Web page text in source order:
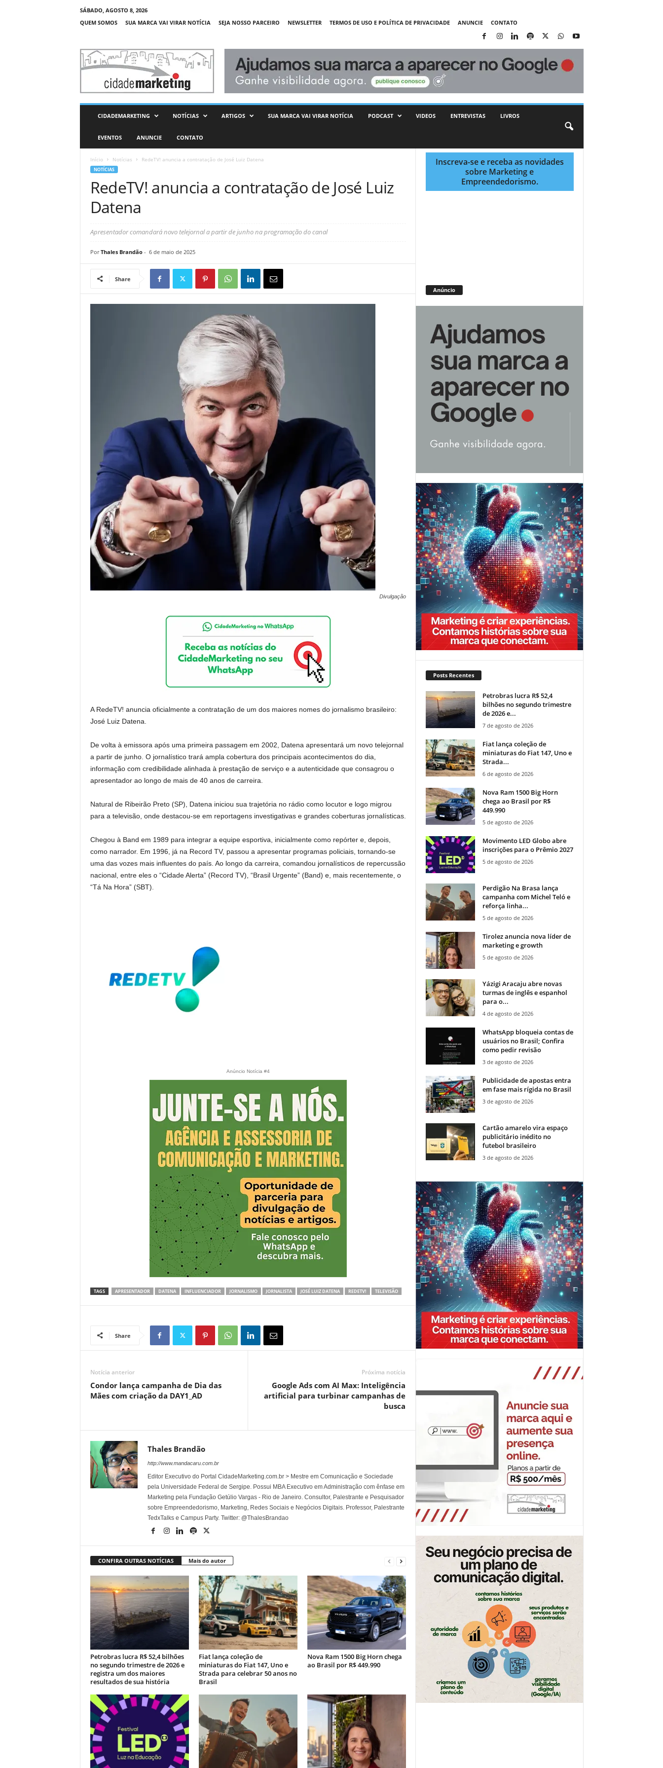
SÁBADO, AGOSTO 8, 2026
QUEM SOMOS
SUA MARCA VAI VIRAR NOTÍCIA SEJA NOSSO PARCEIRO NEWSLETTER TERMOS DE USO E POLÍTICA DE PRIVACIDADE ANUNCIE CONTATO
C
d
CIDADEMARKETING NOTÍCIAS ARTIGOS SUA MARCA VAI VIRAR NOTÍCIA PODCAST VIDEOS ENTREVISTAS LIVROS
EVENTOS ANUNCIE CONTATO
Início Notícias RedeTV! anuncia a contratação de José Luiz Datena
NOTÍCIAS
RedeTV! anuncia a contratação de José Luiz
Datena
Apresentador comandará novo telejornal a partir de junho na programação do canal
Por Thales Brandão- 6 de maio de 2025
Share
Divulgação
A RedeTV! anuncia oficialmente a contratação de um dos maiores nomes do jornalismo brasileiro:
José Luiz Datena.
De volta à emissora após uma primeira passagem em 2002, Datena apresentará um novo telejornal
a partir de junho. O jornalístico trará ampla cobertura dos principais acontecimentos do dia,
informação com credibilidade alinhada à prestação de serviço e a autenticidade que consagrou o
apresentador ao longo de mais de 40 anos de carreira.
Natural de Ribeirão Preto (SP), Datena iniciou sua trajetória no rádio como locutor e logo migrou
para a televisão, onde destacou-se em reportagens investigativas e grandes coberturas jornalísticas.
Chegou à Band em 1989 para integrar a equipe esportiva, inicialmente como repórter e, depois,
como narrador. Em 1996, já na Record TV, passou a apresentar programas policiais, tornando-se
uma das vozes mais influentes do país. Ao longo da carreira, comandou jornalísticos de repercussão
nacional, entre eles o “Cidade Alerta” (Record TV), “Brasil Urgente” (Band) e, mais recentemente, o
“Tá Na Hora” (SBT).
Anúncio Notícia #4
TAGS APRESENTADOR DATENA INFLUENCIADOR JORNALISMO JORNALISTA JOSÉ LUIZ DATENA REDETV! TELEVISÃO
Share
Notícia anterior
Condor lança campanha de Dia das
Mães com criação da DAY1_AD
Próxima notícia
Google Ads com AI Max: Inteligência
artificial para turbinar campanhas de
busca
Thales Brandão
http://www.mandacaru.com.br
Editor Executivo do Portal CidadeMarketing.com.br > Mestre em Comunicação e Sociedade
pela Universidade Federal de Sergipe. Possui MBA Executivo em Administração com ênfase em
Marketing pela Fundação Getúlio Vargas - Rio de Janeiro. Consultor, Palestrante e Pesquisador
sobre Empreendedorismo, Marketing, Redes Sociais e Negócios Digitais. Professor, Palestrante
TedxTalks e Campus Party. Twitter: @ThalesBrandao
CONFIRA OUTRAS NOTÍCIAS Mais do autor
Petrobras lucra R$ 52,4 bilhões
no segundo trimestre de 2026 e
registra um dos maiores
resultados de sua história
Fiat lança coleção de
miniaturas do Fiat 147, Uno e
Strada para celebrar 50 anos no
Brasil
Nova Ram 1500 Big Horn chega
ao Brasil por R$ 449.990
Inscreva-se e receba as novidades
sobre Marketing e
Empreendedorismo.
Anúncio
Posts Recentes
Petrobras lucra R$ 52,4
bilhões no segundo trimestre
de 2026 e...
7 de agosto de 2026
Fiat lança coleção de
miniaturas do Fiat 147, Uno e
Strada...
6 de agosto de 2026
Nova Ram 1500 Big Horn
chega ao Brasil por R$
449.990
5 de agosto de 2026
Movimento LED Globo abre
inscrições para o Prêmio 2027
5 de agosto de 2026
Perdigão Na Brasa lança
campanha com Michel Teló e
reforça linha...
5 de agosto de 2026
Tirolez anuncia nova líder de
marketing e growth
5 de agosto de 2026
Yázigi Aracaju abre novas
turmas de inglês e espanhol
para o...
4 de agosto de 2026
WhatsApp bloqueia contas de
usuários no Brasil; Confira
como pedir revisão
3 de agosto de 2026
Publicidade de apostas entra
em fase mais rígida no Brasil
3 de agosto de 2026
Cartão amarelo vira espaço
publicitário inédito no
futebol brasileiro
3 de agosto de 2026